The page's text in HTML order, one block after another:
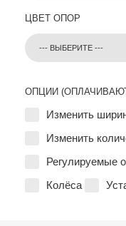
ЦВЕТ ОПОР
ОПЦИИ
Изменить
Изменить
Регулируемые
Колёса